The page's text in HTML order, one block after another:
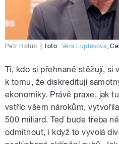
Petr Holub foto: Věra Luptáková,
Ti, kdo si přehnaně stěžují, si
k tomu, že diskreditují
ekonomiky. Právě praxe, jak
vstříc všem nárokům,
500 miliard. Teď bude třeba
odmítnout, i když to vyvolá